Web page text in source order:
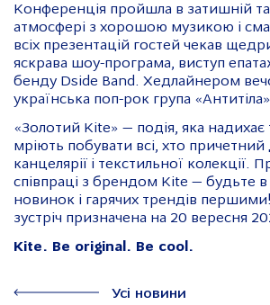
Конференція пройшла в затишній
атмосфері з хорошою музикою і
всіх презентацій гостей чекав
яскрава шоу-програма, виступ
бенду Dside Band. Хедлайнером
українська поп-рок група
«Золотий Kite» — подія, яка надихає
мріють побувати всі, хто причетний
канцелярії і текстильної колекції.
співпраці з брендом Kite — будьте в
новинок і гарячих трендів
зустріч призначена на 20 вересня
Kite. Be original. Be cool.
Усі новини